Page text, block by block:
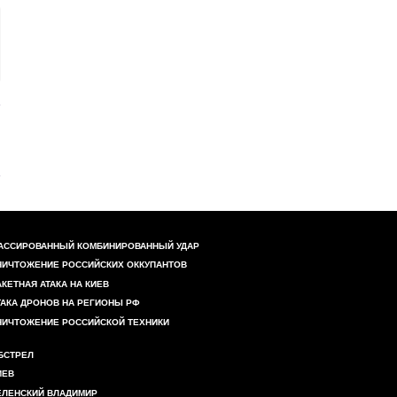
КОМБИНИРОВАННЫЙ УДАР
РОССИЙСКИХ ОККУПАНТОВ
АТАКА НА КИЕВ
ДРОНОВ НА РЕГИОНЫ РФ
РОССИЙСКОЙ ТЕХНИКИ
ВЛАДИМИР